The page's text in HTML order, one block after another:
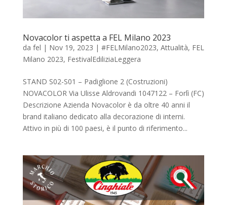
Novacolor ti aspetta a FEL Milano 2023
da fel | Nov 19, 2023 | #FELMilano2023, Attualità, FEL
Milano 2023, FestivalEdiliziaLeggera
STAND S02-S01 – Padiglione 2 (Costruzioni)
NOVACOLOR Via Ulisse Aldrovandi 1047122 – Forlì (FC)
Descrizione Azienda Novacolor è da oltre 40 anni il
brand italiano dedicato alla decorazione di interni.
Attivo in più di 100 paesi, è il punto di riferimento...